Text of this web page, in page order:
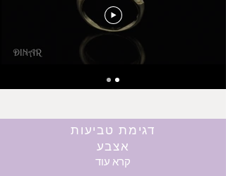
דגימת טביעות
אצבע
קרא עוד